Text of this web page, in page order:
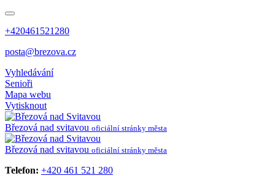
+420461521280
posta@brezova.cz
Vyhledávání
Senioři
Mapa webu
Vytisknout
Březová nad svitavou oficiální stránky města
Březová nad svitavou oficiální stránky města
Telefon: +420 461 521 280